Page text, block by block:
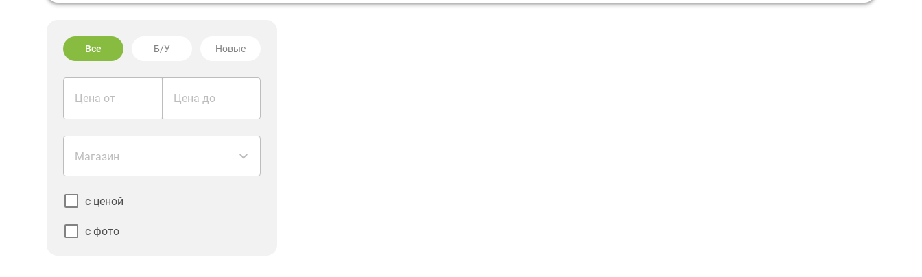
Все Б/У Новые
Цена от Цена до
Магазин
с ценой
с фото